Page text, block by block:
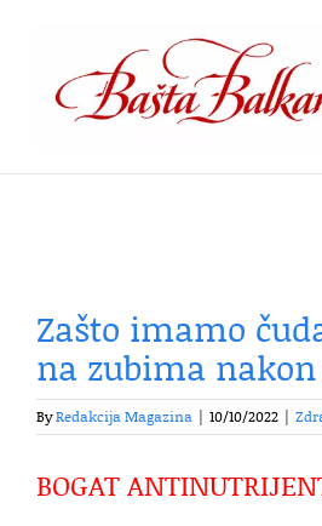
content
Zašto imamo
na zubima nakon
ByRedakcija Magazina 10/10/2022
BOGAT